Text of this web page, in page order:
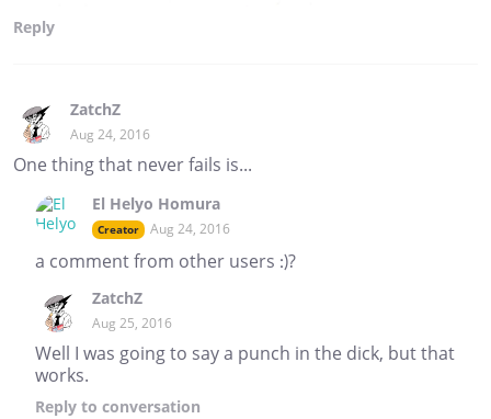
Reply
ZatchZ
Aug 24, 2016
One thing that never fails is...
El Helyo Homura
Creator Aug 24, 2016
a comment from other users :)?
ZatchZ
Aug 25, 2016
Well I was going to say a punch in the dick, but that
works.
Reply to conversation